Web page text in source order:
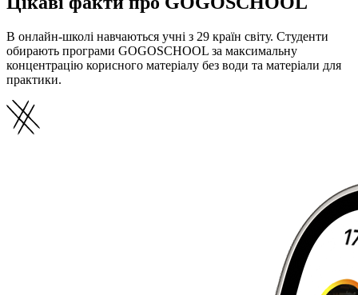
В онлайн-школі навчаються учні з 29 країн світу. Студенти
обирають програми GOGOSCHOOL за максимальну
концентрацію корисного матеріалу без води та матеріали для
практики.